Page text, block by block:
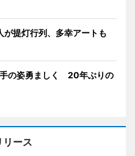
提灯行列、多幸アートも
手の姿勇ましく 20年ぶりの
リース